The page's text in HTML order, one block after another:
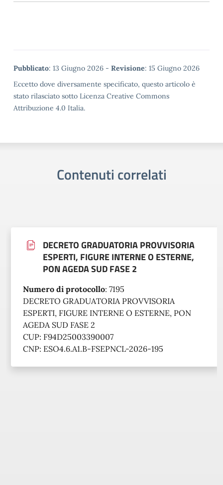
Metadata
Pubblicato: 13 Giugno 2026 - Revisione: 15 Giugno 2026
Eccetto dove diversamente specificato, questo articolo è
stato rilasciato sotto Licenza Creative Commons
Attribuzione 4.0 Italia.
Contenuti correlati
DECRETO GRADUATORIA PROVVISORIA
ESPERTI, FIGURE INTERNE O ESTERNE,
PON AGEDA SUD FASE 2
Numero di protocollo: 7195
DECRETO GRADUATORIA PROVVISORIA
ESPERTI, FIGURE INTERNE O ESTERNE, PON
AGEDA SUD FASE 2
CUP: F94D25003390007
CNP: ESO4.6.A1.B-FSEPNCL-2026-195